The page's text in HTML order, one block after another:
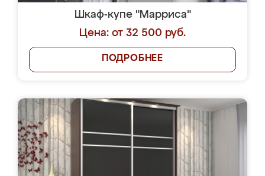
Шкаф-купе "Марриса"
Цена: от 32 500 руб.
ПОДРОБНЕЕ